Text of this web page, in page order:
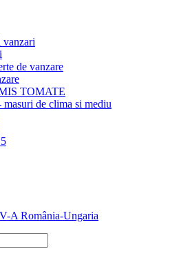
vanzari
de vanzare
TOMATE
de clima si mediu
A România-Ungaria